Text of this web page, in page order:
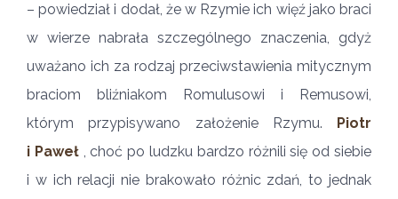
– powiedział i dodał, że w Rzymie ich więź jako braci
w wierze nabrała szczególnego znaczenia, gdyż
uważano ich za rodzaj przeciwstawienia mitycznym
braciom bliźniakom Romulusowi i Remusowi,
którym przypisywano założenie Rzymu.
Piotr
i Paweł , choć po ludzku bardzo różnili się od siebie
i w ich relacji nie brakowało różnic zdań, to jednak